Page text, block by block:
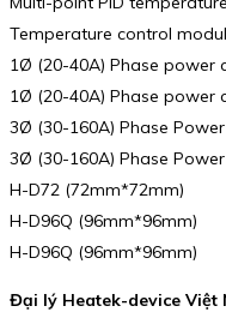
Temperature control
1Ø (20-40A) Phase power
1Ø (20-40A) Phase power
3Ø (30-160A) Phase
3Ø (30-160A) Phase
H-D72 (72mm*72mm)
H-D96Q (96mm*96mm)
H-D96Q (96mm*96mm)
Đại lý Heatek-device Việt